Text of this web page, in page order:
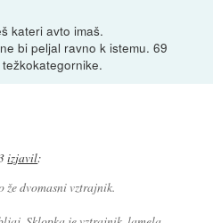
kateri avto imaš.
bi peljal ravno k istemu. 69
izjavil:
dvomasni vztrajnik.